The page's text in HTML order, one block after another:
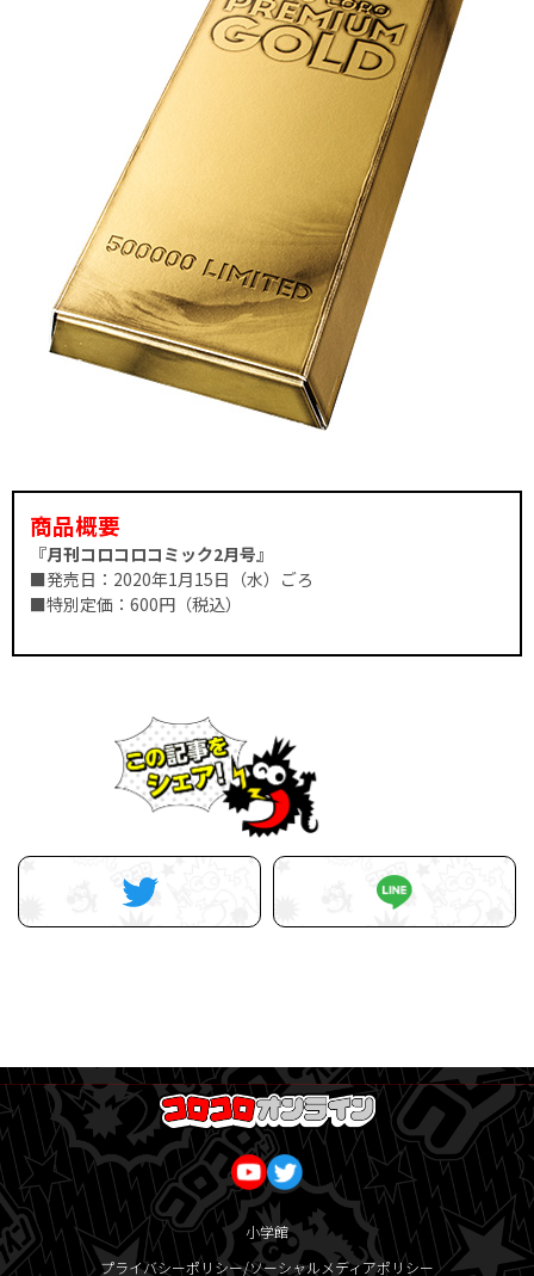
商品概要
『月刊コロコロコミック2月号』
■発売日：2020年1月15日（水）ごろ
■特別定価：600円（税込）
小学館
プライバシーポリシー/ソーシャルメディアポリシー